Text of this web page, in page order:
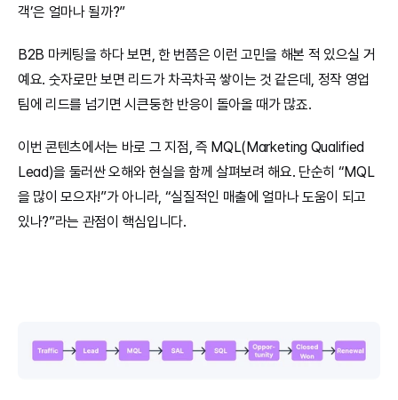
객’은 얼마나 될까?”
B2B 마케팅을 하다 보면, 한 번쯤은 이런 고민을 해본 적 있으실 거
예요. 숫자로만 보면 리드가 차곡차곡 쌓이는 것 같은데, 정작 영업
팀에 리드를 넘기면 시큰둥한 반응이 돌아올 때가 많죠.
이번 콘텐츠에서는 바로 그 지점, 즉 MQL(Marketing Qualified
Lead)을 둘러싼 오해와 현실을 함께 살펴보려 해요. 단순히 “MQL
을 많이 모으자!”가 아니라, “실질적인 매출에 얼마나 도움이 되고
있나?”라는 관점이 핵심입니다.